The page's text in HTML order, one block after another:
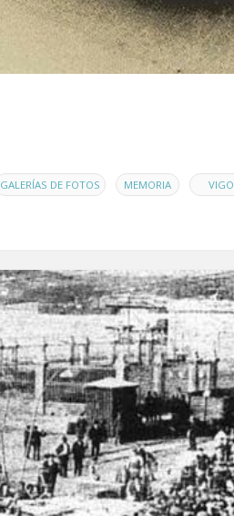
GALERÍAS DE FOTOS MEMORIA VIGO